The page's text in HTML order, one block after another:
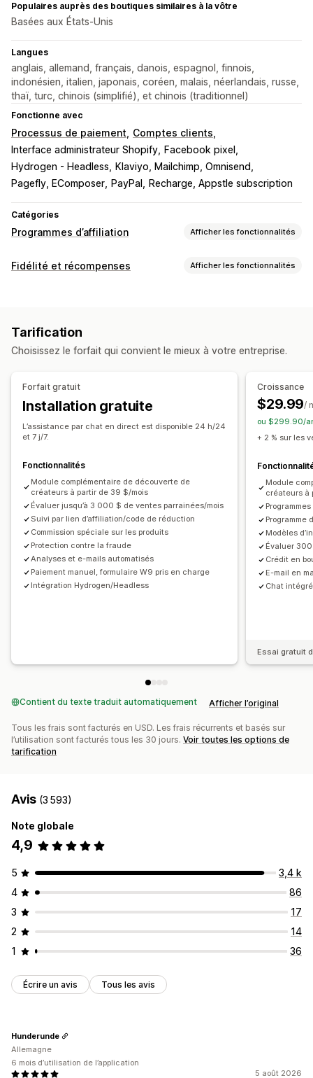
Populaires auprès des boutiques similaires à la vôtre
Basées aux États-Unis
Langues
anglais, allemand, français, danois, espagnol, finnois,
indonésien, italien, japonais, coréen, malais, néerlandais, russe,
thaï, turc, chinois (simplifié), et chinois (traditionnel)
Fonctionne avec
Processus de paiement Comptes clients
Interface administrateur Shopify
Facebook pixel
Hydrogen - Headless
Klaviyo, Mailchimp, Omnisend
Pagefly, EComposer
PayPal Recharge, Appstle subscription
Catégories
Programmes d’affiliation Afficher les fonctionnalités
Options de commission
Redevances Avantages échelonnés
Suivi des réalisations
Analyses de données
Suivi automatique
Liens vers les collections
Réductions
Expérience des affiliés
Tableaux de bord personnalisés
Inscription personnalisée
Portail à l’image de la marque
Liens et réductions personnalisés
Nom de domaine personnalisé Formulaires personnalisés
Image de marque personnalisée
Fidélité et récompenses Afficher les fonctionnalités
Parrainages
Commission
Récompenses personnalisées
Tarification
Choisissez le forfait qui convient le mieux à votre entreprise.
Forfait gratuit
Installation gratuite
L’assistance par chat en direct est disponible 24 h/24
et 7 j/7.
Fonctionnalités
Module complémentaire de découverte de
créateurs à partir de 39 $/mois
Évaluer jusqu’à 3 000 $ de ventes parrainées/mois
Suivi par lien d’affiliation/code de réduction
Commission spéciale sur les produits
Protection contre la fraude
Analyses et e-mails automatisés
Paiement manuel, formulaire W9 pris en charge
Intégration Hydrogen/Headless
Croissance
$29.99/
ou $299.90/
+ 2 % sur les
Module
créateurs à
Programme
Modèles
Évaluer
Crédit en
E-mail en
Chat
Essai gratuit
Contient du texte traduit automatiquement Afficher l’original
Tous les frais sont facturés en USD. Les frais récurrents et basés sur
l’utilisation sont facturés tous les 30 jours. Voir toutes les options de
tarification
Avis (3 593)
Note globale
4,9
5
3,4 k
4
86
3
17
2
14
1
36
Écrire un avis Tous les avis
5 août 2026
Hunderunde
Allemagne
6 mois d’utilisation de l’application